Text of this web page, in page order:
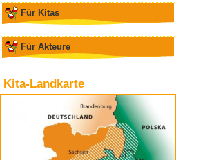
Für Kitas
Für Akteure
Kita-Landkarte